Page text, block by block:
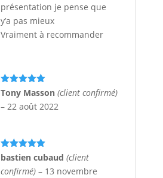
présentation je pense que
y’a pas mieux
Vraiment à recommander
Note5sur
Tony Masson (client confirmé)
– 22 août 2022
Note5sur
bastien cubaud (client
confirmé) – 13 novembre